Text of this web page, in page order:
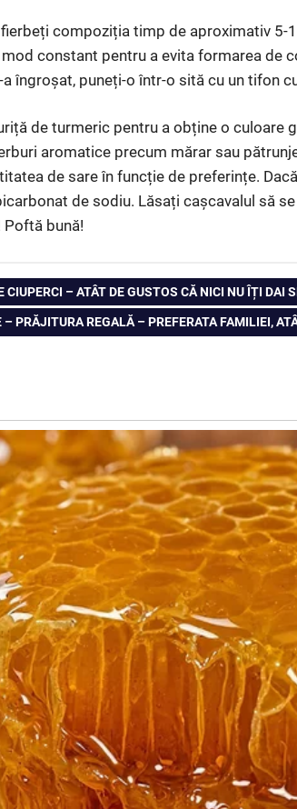
compoziția timp de aproximativ 5-
constant pentru a evita formarea de
îngroșat, puneți-o într-o sită cu un tifon
de turmeric pentru a obține o culoare
aromatice precum mărar sau
de sare în funcție de preferințe.
de sodiu. Lăsați cașcavalul să
Poftă bună!
CIUPERCI – ATÂT DE GUSTOS CĂ NICI NU ÎȚI DAI
PRĂJITURA REGALĂ – PREFERATA FAMILIEI,